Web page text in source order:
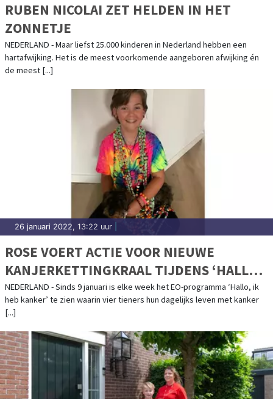
RUBEN NICOLAI ZET HELDEN IN HET
ZONNETJE
NEDERLAND - Maar liefst 25.000 kinderen in Nederland hebben een
hartafwijking. Het is de meest voorkomende aangeboren afwijking én
de meest [...]
26 januari 2022, 13:22 uur
ROSE VOERT ACTIE VOOR NIEUWE
KANJERKETTINGKRAAL TIJDENS ‘HALLO,
IK HEB KANKER’
NEDERLAND - Sinds 9 januari is elke week het EO-programma ‘Hallo, ik
heb kanker’ te zien waarin vier tieners hun dagelijks leven met kanker
[...]